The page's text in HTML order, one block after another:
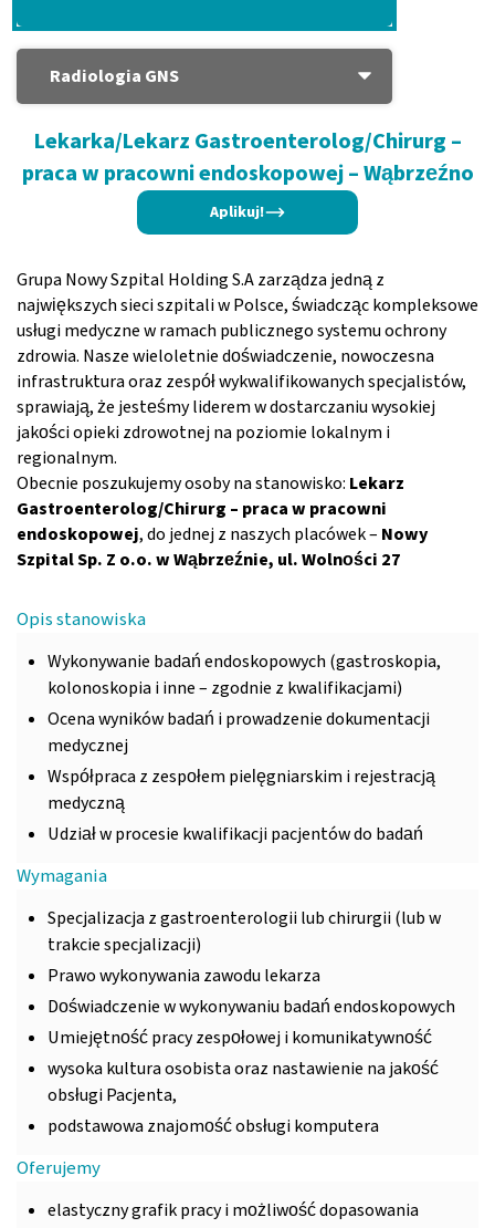
Radiologia GNS
Lekarka/Lekarz Gastroenterolog/Chirurg –
praca w pracowni endoskopowej – Wąbrzeźno
Aplikuj!
Grupa Nowy Szpital Holding S.A zarządza jedną z
największych sieci szpitali w Polsce, świadcząc kompleksowe
usługi medyczne w ramach publicznego systemu ochrony
zdrowia. Nasze wieloletnie doświadczenie, nowoczesna
infrastruktura oraz zespół wykwalifikowanych specjalistów,
sprawiają, że jesteśmy liderem w dostarczaniu wysokiej
jakości opieki zdrowotnej na poziomie lokalnym i
regionalnym.
Obecnie poszukujemy osoby na stanowisko:​ Lekarz
Gastroenterolog/Chirurg – praca w pracowni
endoskopowej, do jednej z naszych placówek – Nowy
Szpital Sp. Z o.o. w Wąbrzeźnie, ul. Wolności 27
Opis stanowiska
Wykonywanie badań endoskopowych (gastroskopia,
kolonoskopia i inne – zgodnie z kwalifikacjami)
Ocena wyników badań i prowadzenie dokumentacji
medycznej
Współpraca z zespołem pielęgniarskim i rejestracją
medyczną
Udział w procesie kwalifikacji pacjentów do badań
Wymagania
Specjalizacja z gastroenterologii lub chirurgii (lub w
trakcie specjalizacji)
Prawo wykonywania zawodu lekarza
Doświadczenie w wykonywaniu badań endoskopowych
Umiejętność pracy zespołowej i komunikatywność
wysoka kultura osobista oraz nastawienie na jakość
obsługi Pacjenta,
podstawowa znajomość obsługi komputera
Oferujemy
elastyczny grafik pracy i możliwość dopasowania